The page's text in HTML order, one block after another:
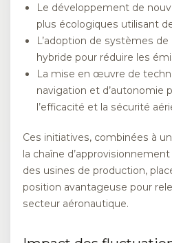
Le développement de
plus écologiques utilisant
L’adoption de systèmes
hybride pour réduire les
La mise en œuvre de
navigation et d’autonomie
l’efficacité et la sécurité
Ces initiatives, combinées à
la chaîne
des usines de production,
position avantageuse pour
secteur aéronautique.